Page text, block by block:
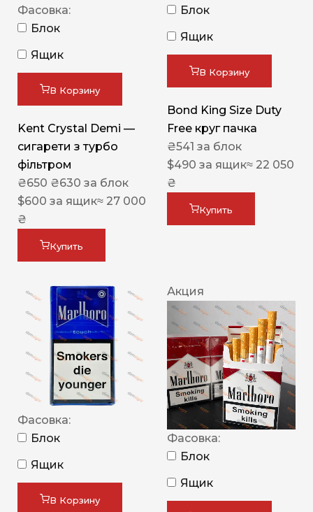
Фасовка:
Блок
Ящик
В Корзину
Kent Crystal Demi —
сигарети з турбо
фільтром
₴650 ₴630 за блок
$600 за ящик≈ 27 000
₴
Купить
Блок
Ящик
В Корзину
Bond King Size Duty
Free круг пачка
₴541 за блок
$490 за ящик≈ 22 050
₴
Купить
Фасовка:
Блок
Ящик
В Корзину
Акция
Фасовка:
Блок
Ящик